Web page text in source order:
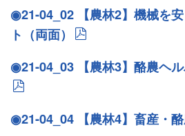
◉21-04_02 【農林2】機械を
ト（両面）
◉21-04_03 【農林3】酪農ヘル
◉21-04_04 【農林4】畜産・